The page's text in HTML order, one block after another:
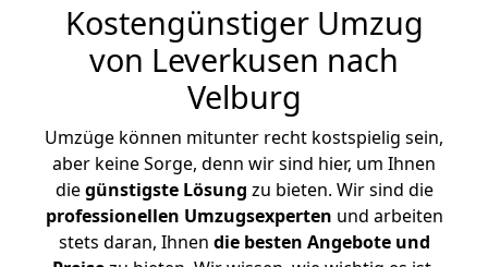
Kostengünstiger Umzug
von Leverkusen nach
Velburg
Umzüge können mitunter recht kostspielig sein,
aber keine Sorge, denn wir sind hier, um Ihnen
diegünstigste Lösung zu bieten. Wir sind die
professionellen Umzugsexperten und arbeiten
stets daran, Ihnen die besten Angebote und